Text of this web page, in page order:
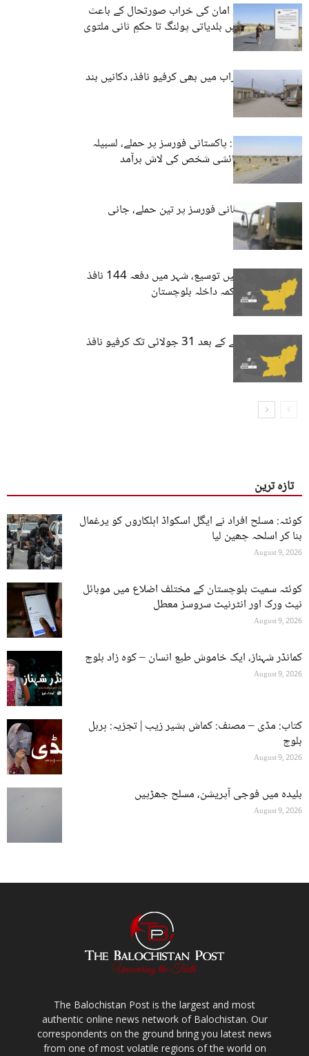
بلوچستان: امن و امان کی خراب صورتحال کے باعث
مختلف اضلاع میں بلدیاتی پولنگ تا حکمِ ثانی ملتوی
قلات کے بعد سوراب میں بھی کرفیو نافذ، دکانیں بند
کرا دی گئیں
نوشکی، دالبندین: پاکستانی فورسز پر حملے، لسبیلہ
سے پنجاب کے رہائشی شخص کی لاش برآمد
بلوچستان: پاکستانی فورسز پر تین حملے، جانی
نقصات
نوشکی: کرفیو میں توسیع، شہر میں دفعہ 144 نافذ
کردیا گیا ہے۔ محکمہ داخلہ بلوچستان
نوشکی میں حملے کے بعد 31 جولائی تک کرفیو نافذ
تازہ ترین
کوئٹہ: مسلح افراد نے ایگل اسکواڈ اہلکاروں کو یرغمال
بنا کر اسلحہ چھین لیا
August 9, 2026
کوئٹہ سمیت بلوچستان کے مختلف اضلاع میں موبائل
نیٹ ورک اور انٹرنیٹ سروسز معطل
August 9, 2026
کمانڈر شہناز، ایک خاموش طبع انسان – کوہ زاد بلوچ
August 9, 2026
کتاب: مڈی – مصنف: کماش بشیر زیب | تجزیہ: ہربل
بلوچ
August 9, 2026
بلیدہ میں فوجی آپریشن، مسلح جھڑپیں
August 9, 2026
The Balochistan Post is the largest and most
authentic online news network of Balochistan. Our
correspondents on the ground bring you latest news
from one of most volatile regions of the world on